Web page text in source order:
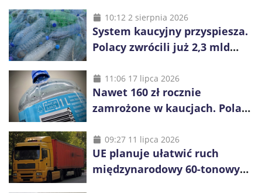
10:12 2 sierpnia 2026
System kaucyjny przyspiesza.
Polacy zwrócili już 2,3 mld
11:06 17 lipca 2026
Nawet 160 zł rocznie
zamrożone w kaucjach. Polacy
vouchery
09:27 11 lipca 2026
UE planuje ułatwić ruch
międzynarodowy 60-tonowych